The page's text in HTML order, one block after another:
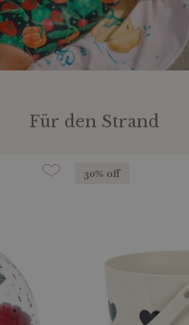
Für den Strand
30% off